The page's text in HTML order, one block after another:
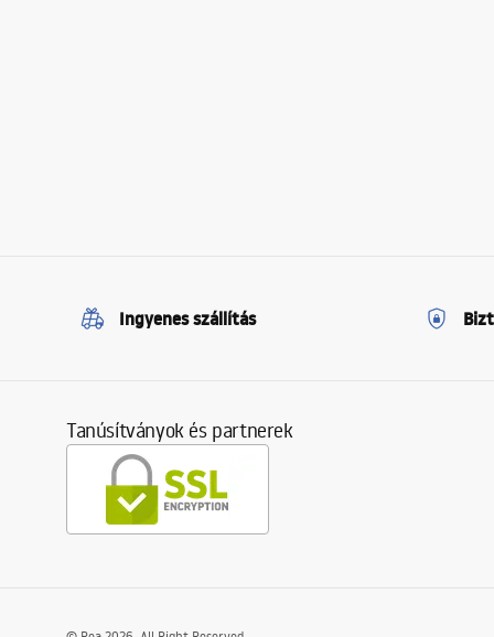
Ingyenes szállítás
Tanúsítványok és partnerek